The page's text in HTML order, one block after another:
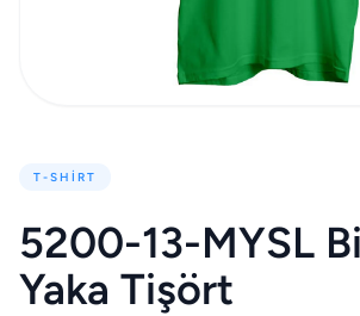
T-SHIRT
5200-13-MYSL
Yaka Tişört